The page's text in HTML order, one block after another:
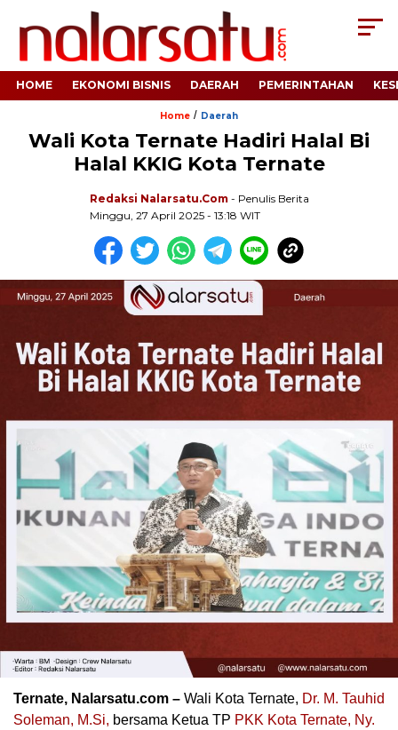
HOME EKONOMI BISNIS DAERAH PEMERINTAHAN
Home / Daerah
Wali Kota Ternate Hadiri Halal Bi
Halal KKIG Kota Ternate
Redaksi Nalarsatu.com - Penulis Berita
Minggu, 27 April 2025 - 13:18 WIT
Ternate, Nalarsatu.com – Wali Kota Ternate, Dr. M. Tauhid
Soleman, M.Si, bersama Ketua TP PKK Kota Ternate, Ny.